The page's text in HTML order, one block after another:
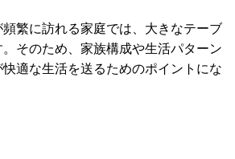
繁に訪れる家庭では、大きなテーブ
そのため、家族構成や生活パターン
適な生活を送るためのポイントにな